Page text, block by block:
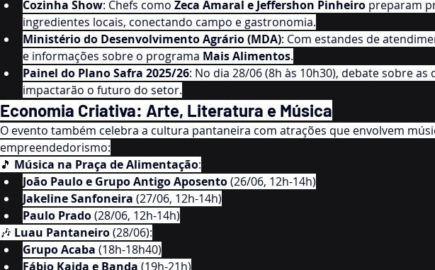
Cozinha Show: Chefs como Zeca Amaral e Jeffershon Pinheiro preparam
ingredientes locais, conectando campo e gastronomia.
Ministério do Desenvolvimento Agrário (MDA): Com estandes de
e informações sobre o programa Mais Alimentos.
Painel do Plano Safra 2025/26: No dia 28/06 (8h às 10h30), debate sobre as
impactarão o futuro do setor.
Economia Criativa: Arte, Literatura e Música
O evento também celebra a cultura pantaneira com atrações que envolvem
empreendedorismo:
🎵 Música na Praça de Alimentação:
João Paulo e Grupo Antigo Aposento (26/06, 12h-14h)
Jakeline Sanfoneira (27/06, 12h-14h)
Paulo Prado (28/06, 12h-14h)
🎶 Luau Pantaneiro (28/06):
Grupo Acaba (18h-18h40)
Fábio Kaida e Banda (19h-21h)